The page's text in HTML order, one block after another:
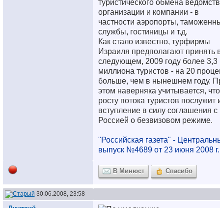
туристического обмена
организации и компании - в
частности аэропорты,
службы, гостиницы и т.д.
Как стало известно, турфирмы
Израиля предполагают принять
следующем, 2009 году более 3,3
миллиона туристов - на 20
больше, чем в нынешнем году.
этом наверняка учитывается, что
росту потока туристов послужит
вступление в силу соглашения с
Россией о безвизовом режиме.
"Российская газета" -
выпуск №4689 от 23 июня 2008 г.
В Минюст Спасибо
30.06.2008, 23:58